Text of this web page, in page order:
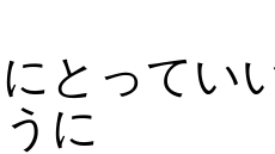
とってい
に